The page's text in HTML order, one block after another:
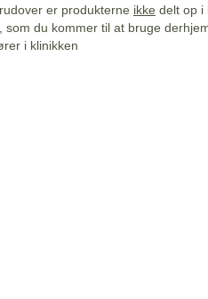
er produkterne ikke delt op i
du kommer til at bruge
i klinikken